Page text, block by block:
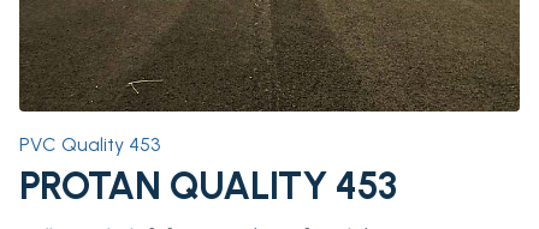
PVC Quality 453
PROTAN QUALITY 453